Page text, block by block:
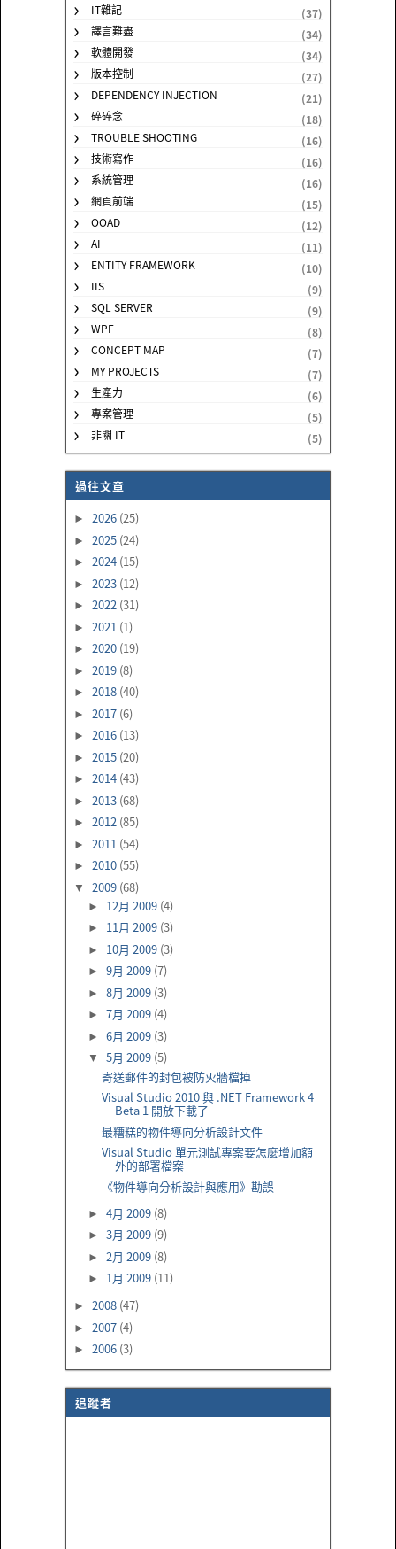
IT雜記
(37)
譯言難盡
(34)
軟體開發
(34)
版本控制
(27)
DEPENDENCY INJECTION
(21)
碎碎念
(18)
TROUBLE SHOOTING
(16)
技術寫作
(16)
系統管理
(16)
網頁前端
(15)
OOAD
(12)
AI
(11)
ENTITY FRAMEWORK
(10)
IIS
(9)
SQL SERVER
(9)
WPF
(8)
CONCEPT MAP
(7)
MY PROJECTS
(7)
生產力
(6)
專案管理
(5)
非關 IT
(5)
過往文章
► 2026 (25)
► 2025 (24)
► 2024 (15)
► 2023 (12)
► 2022 (31)
► 2021 (1)
► 2020 (19)
► 2019 (8)
► 2018 (40)
► 2017 (6)
► 2016 (13)
► 2015 (20)
► 2014 (43)
► 2013 (68)
► 2012 (85)
► 2011 (54)
► 2010 (55)
▼ 2009 (68)
► 12月 2009 (4)
► 11月 2009 (3)
► 10月 2009 (3)
► 9月 2009 (7)
► 8月 2009 (3)
► 7月 2009 (4)
► 6月 2009 (3)
▼ 5月 2009 (5)
寄送郵件的封包被防火牆檔掉
Visual Studio 2010 與 .NET Framework 4
Beta 1 開放下載了
最糟糕的物件導向分析設計文件
Visual Studio 單元測試專案要怎麼增加額
外的部署檔案
《物件導向分析設計與應用》勘誤
► 4月 2009 (8)
► 3月 2009 (9)
► 2月 2009 (8)
► 1月 2009 (11)
► 2008 (47)
► 2007 (4)
► 2006 (3)
追蹤者